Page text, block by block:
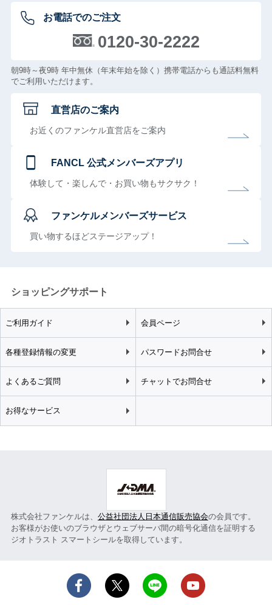
お電話でのご注文
0120-30-2222
朝9時～夜9時 年中無休（年末年始を除く）携帯電話からも通話料無料
でご利用いただけます。
直営店のご案内
お近くのファンケル直営店をご案内
FANCL 公式メンバーズアプリ
体験して・楽しんで・お買い物もサクサク！
ファンケルメンバーズサービス
買い物するほどステージアップ！
ショッピングサポート
ご利用ガイド 会員ページ
各種登録情報の変更 パスワードお問合せ
よくあるご質問 チャットでお問合せ
お得なサービス
株式会社ファンケルは、 公益社団法人日本通信販売協会の会員です。
お客様がお使いのブラウザとウェブサーバ間の暗号化通信を証明する
ジオトラスト スマートシールを取得しています。